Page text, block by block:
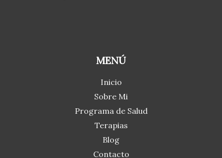
MENÚ
Inicio
Sobre Mi
Programa de Salud
Terapias
Blog
Contacto